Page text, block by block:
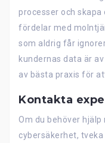
processer och
fördelar med
som aldrig får
kundernas data är
av bästa praxis för
Kontakta
Om du behöver
cybersäkerhet,